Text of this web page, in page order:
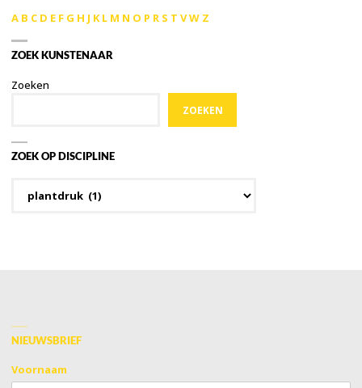
A B C D E F G H J K L M N O P R S T VW Z
ZOEK KUNSTENAAR
Zoeken
ZOEKEN
ZOEK OP DISCIPLINE
NIEUWSBRIEF
Voornaam